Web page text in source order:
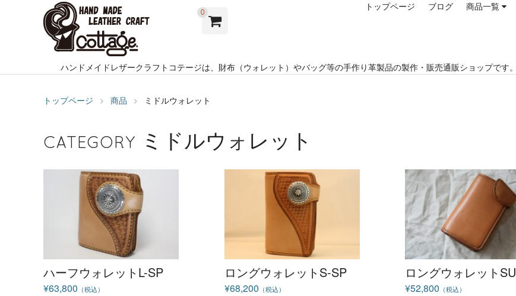
0
トップページ ブログ 商品一覧
ハンドメイドレザークラフトコテージは、財布（ウォレット）やバッグ等の手作り革製品の製作・販売通販ショップです。
トップページ 商品 ミドルウォレット
CATEGORY ミドルウォレット
ハーフウォレットL-SP
¥63,800 （税込）
ロングウォレットS-SP
¥68,200 （税込）
ロングウォレットSU
¥52,800 （税込）